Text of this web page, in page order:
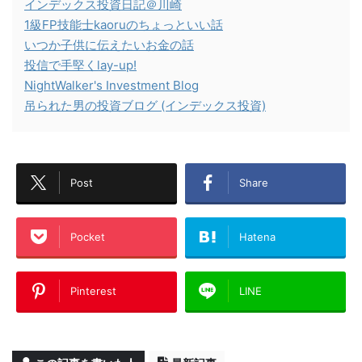
インデックス投資日記＠川崎
1級FP技能士kaoruのちょっといい話
いつか子供に伝えたいお金の話
投信で手堅くlay-up!
NightWalker's Investment Blog
吊られた男の投資ブログ (インデックス投資)
Post Share
Pocket Hatena
Pinterest LINE